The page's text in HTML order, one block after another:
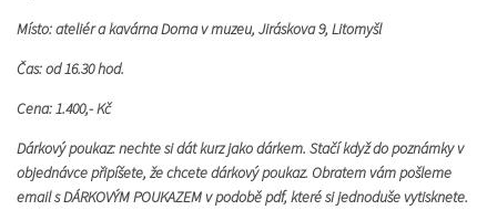
Místo: ateliér a kavárna Doma v muzeu, Jiráskova 9, Litomyšl
Čas: od 16.30 hod.
Cena: 1.400,- Kč
Dárkový poukaz: nechte si dát kurz jako dárkem. Stačí když do poznámky v
objednávce připíšete, že chcete dárkový poukaz. Obratem vám pošleme
email s DÁRKOVÝM POUKAZEM v podobě pdf, které si jednoduše vytisknete.